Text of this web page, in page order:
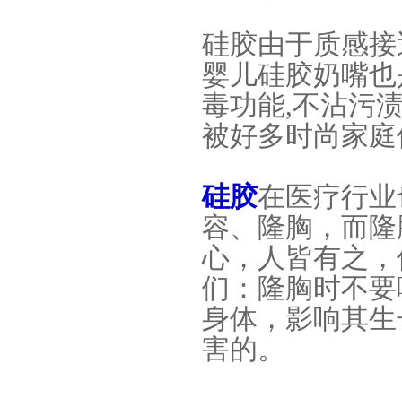
硅胶由于质感
婴儿硅胶奶嘴
毒功能,不沾污
被好多时尚家
硅胶在医疗行
容、隆胸，而
心，人皆有之
们：隆胸时不
身体，影响其
害的。